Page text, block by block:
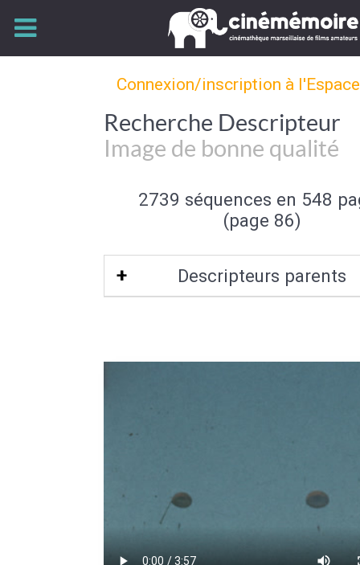
Connexion/inscription à
Recherche Descripteur
Image de bonne qualité
2739 séquences en 548
(page 86)
Descripteurs parents